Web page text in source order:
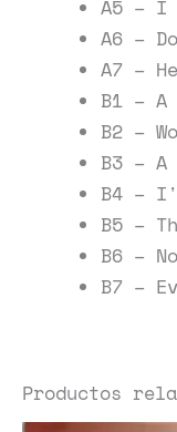
A5 – I
A6 –
A7 –
B1 – A
B2 –
B3 – A
B4 –
B5 –
B6 –
B7 –
Productos